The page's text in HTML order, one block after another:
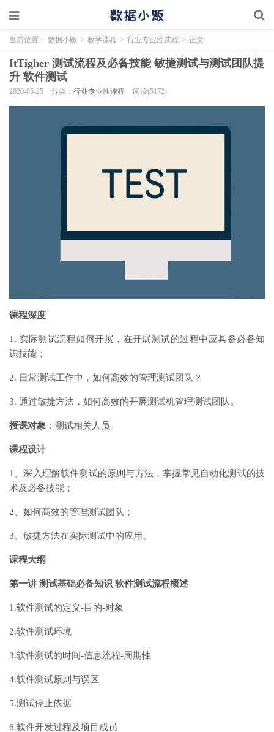
当前位置： 数据小贩 > 教学课程 > 行业专业性课程 > 正文
ItTigher 测试流程及必备技能 敏捷测试与测试团队提
升 软件测试
2020-05-25 分类： 行业专业性课程 阅读(5172)
课程深度
1. 实际测试流程如何开展，在开展测试的过程中应具备必备知
识技能；
2. 日常测试工作中，如何高效的管理测试团队？
3. 通过敏捷方法，如何高效的开展测试机管理测试团队。
授课对象 ：测试相关人员
课程设计
1、深入理解软件测试的原则与方法，掌握常见自动化测试的技
术及必备技能；
2、如何高效的管理测试团队；
3、敏捷方法在实际测试中的应用。
课程大纲
第一讲 测试基础必备知识 软件测试流程概述
1.软件测试的定义-目的-对象
2.软件测试环境
3.软件测试的时间-信息流程-周期性
4.软件测试原则与误区
5.测试停止依据
6.软件开发过程及项目成员